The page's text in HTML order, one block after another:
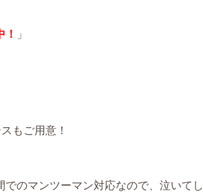
」
もご用意！
のマンツーマン対応なので、泣いてし